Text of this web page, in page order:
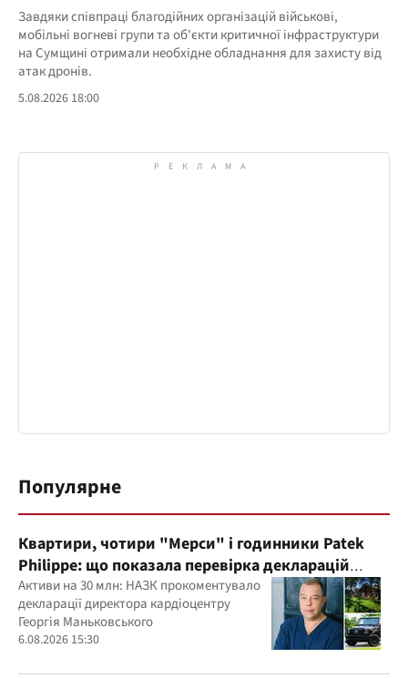
Завдяки співпраці благодійних організацій військові,
мобільні вогневі групи та об'єкти критичної інфраструктури
на Сумщині отримали необхідне обладнання для захисту від
атак дронів.
5.08.2026 18:00
Популярне
Квартири, чотири "Мерси" і годинники Patek
Philippe: що показала перевірка декларацій
керівника дитячого кардіоцентру
Маньковського і що каже НАЗК?
Активи на 30 млн: НАЗК прокоментувало
декларації директора кардіоцентру
Георгія Маньковського
6.08.2026 15:30